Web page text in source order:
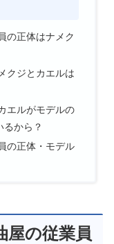
の正体はナメク
クジとカエルは
エルがモデルの
るから？
の正体・モデル
屋の従業員